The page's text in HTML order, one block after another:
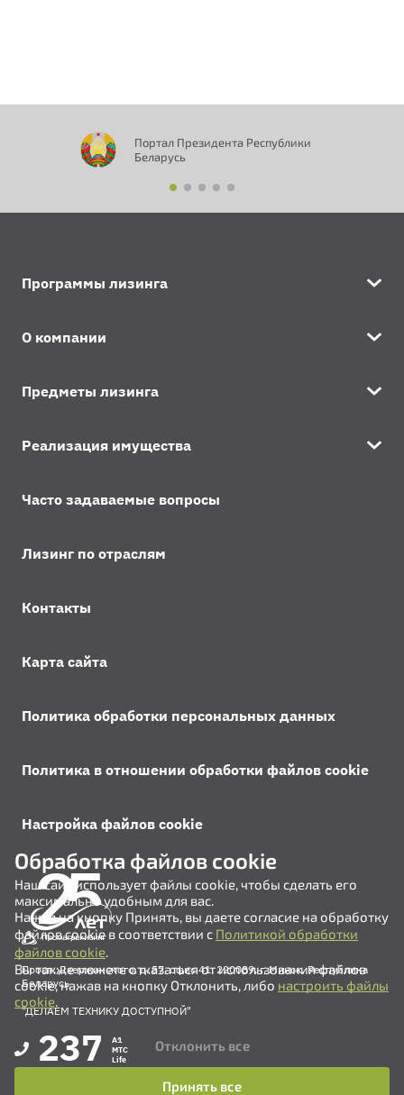
Портал Президента Республики
Беларусь
Просп. Дзержинского, д. 57, офис 41, 220089, г. Минск, Республика
Беларусь
"ДЕЛАЕМ ТЕХНИКУ ДОСТУПНОЙ"
237
A1
MTC
Life
+375 (17) 311-35-80
Программы лизинга
О компании
Предметы лизинга
Реализация имущества
Часто задаваемые вопросы
Лизинг по отраслям
Контакты
Карта сайта
Политика обработки персональных данных
Политика в отношении обработки файлов cookie
Настройка файлов cookie
Обработка файлов cookie
Наш сайт использует файлы cookie, чтобы сделать его
максимально удобным для вас.
Нажав на кнопку Принять, вы даете согласие на обработку
файлов cookie в соответствии с Политикой обработки
файлов cookie.
Вы также можете отказаться от использования файлов
cookie, нажав на кнопку Отклонить, либо настроить файлы
cookie.
Принять все
Отклонить все